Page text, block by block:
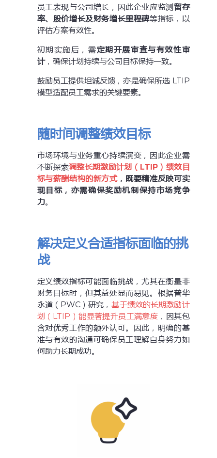
员工表现与公司增长，因此企业应监测 留存
率、股价增长及财务增长里程碑等指标，以
评估方案有效性。
初期实施后，需定期开展审查与有效性审
计，确保计划持续与公司目标保持一致。
鼓励员工提供坦诚反馈，亦是确保所选 LTIP
模型适配员工需求的关键要素。
随时间调整绩效目标
市场环境与业务重心持续演变，因此企业需
不断探索调整长期激励计划（LTIP）绩效目
标与薪酬结构的新方式，既要精准反映可实
现目标，亦需确保奖励机制保持市场竞争
力。
解决定义合适指标面临的挑
战
定义绩效指标可能面临挑战，尤其在衡量非
财务目标时，但其益处显而易见。根据普华
永道（PWC）研究，基于绩效的长期激励计
划（LTIP）能显著提升员工满意度 ，因其包
含对优秀工作的额外认可。因此，明确的基
准与有效的沟通可确保员工理解自身努力如
何助力长期成功。